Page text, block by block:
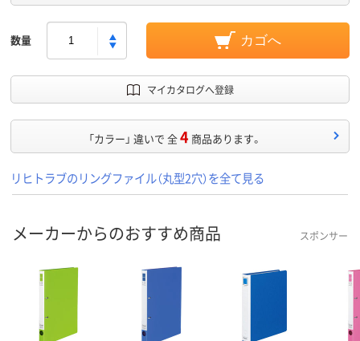
数量 カゴへ
マイカタログへ登録
「カラー」 違いで 全4 商品あります。
リヒトラブのリングファイル（丸型2穴）を全て見る
メーカーからのおすすめ商品 スポンサー